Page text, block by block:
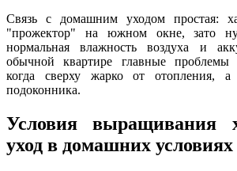
Связь с домашним уходом простая:
"прожектор" на южном окне, зато
нормальная влажность воздуха и
обычной квартире главные проблемы
когда сверху жарко от отопления,
подоконника.
Условия выращивания
уход в домашних условиях